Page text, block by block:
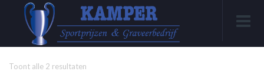
Toont alle 2 resultaten